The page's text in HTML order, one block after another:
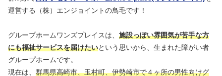
運営する（株）エンジョイントの鳥毛です！
グループホームワンズプレイスは、 施設っぽい雰囲気が苦手な方
にも福祉サービスを届けたいという思いから、生まれた障がい者
グループホームです。
現在は、 群馬県高崎市、玉村町、伊勢崎市で４ヶ所の男性向けグ